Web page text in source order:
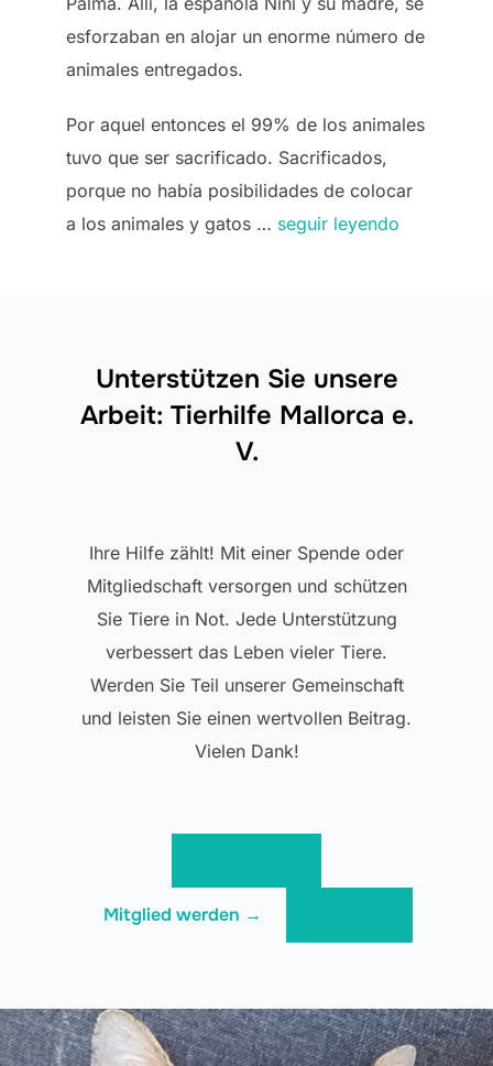
esforzaban en alojar un enorme número de
animales entregados.
Por aquel entonces el 99% de los animales
tuvo que ser sacrificado. Sacrificados,
porque no había posibilidades de colocar
a los animales y gatos … seguir leyendo
Unterstützen Sie unsere
Arbeit: Tierhilfe Mallorca e.
V.
Ihre Hilfe zählt! Mit einer Spende oder
Mitgliedschaft versorgen und schützen
Sie Tiere in Not. Jede Unterstützung
verbessert das Leben vieler Tiere.
Werden Sie Teil unserer Gemeinschaft
und leisten Sie einen wertvollen Beitrag.
Vielen Dank!
Mitglied werden →